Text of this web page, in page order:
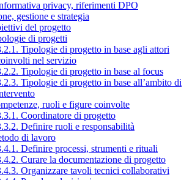
privacy, riferimenti DPO
gestione e strategia
del progetto
di progetti
Tipologie di progetto in base agli attori
nel servizio
Tipologie di progetto in base al focus
Tipologie di progetto in base all’ambito di
ruoli e figure coinvolte
Coordinatore di progetto
Definire ruoli e responsabilità
di lavoro
Definire processi, strumenti e rituali
Curare la documentazione di progetto
Organizzare tavoli tecnici collaborativi